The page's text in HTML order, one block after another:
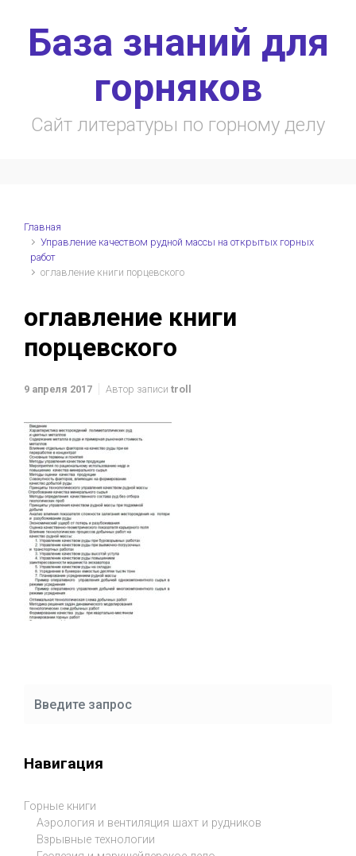
База знаний для
горняков
Сайт литературы по горному делу
Главная
Управление качеством рудной массы на открытых горных
работ
оглавление книги порцевского
оглавление книги
порцевского
9 апреля 2017 Автор записи troll
Навигация
Горные книги
Аэрология и вентиляция шахт и рудников
Взрывные технологии